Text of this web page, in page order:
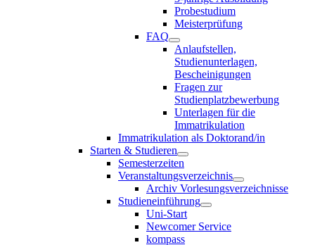
Probestudium
Meisterprüfung
FAQ
Anlaufstellen,
Studienunterlagen,
Bescheinigungen
Fragen zur
Studienplatzbewerbung
Unterlagen für die
Immatrikulation
Immatrikulation als Doktorand/in
Starten & Studieren
Semesterzeiten
Veranstaltungsverzeichnis
Archiv Vorlesungsverzeichnisse
Studieneinführung
Uni-Start
Newcomer Service
kompass